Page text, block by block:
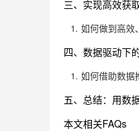
本文相关FAQs